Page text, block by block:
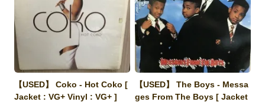
【USED】 Coko - Hot Coko [
Jacket : VG+ Vinyl : VG+ ]
【USED】 The Boys - Messa
ges From The Boys [ Jacket